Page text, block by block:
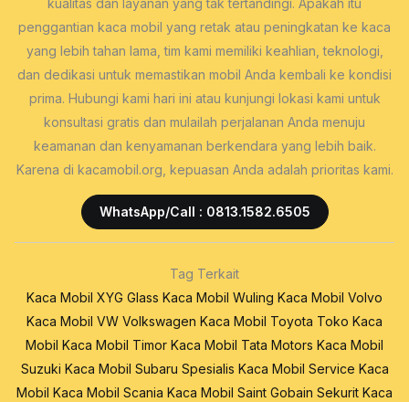
kualitas dan layanan yang tak tertandingi. Apakah itu
penggantian kaca mobil yang retak atau peningkatan ke kaca
yang lebih tahan lama, tim kami memiliki keahlian, teknologi,
dan dedikasi untuk memastikan mobil Anda kembali ke kondisi
prima. Hubungi kami hari ini atau kunjungi lokasi kami untuk
konsultasi gratis dan mulailah perjalanan Anda menuju
keamanan dan kenyamanan berkendara yang lebih baik.
Karena di kacamobil.org, kepuasan Anda adalah prioritas kami.
WhatsApp/Call : 0813.1582.6505
Tag Terkait
Kaca Mobil XYG Glass Kaca Mobil Wuling Kaca Mobil Volvo
Kaca Mobil VW Volkswagen Kaca Mobil Toyota Toko Kaca
Mobil Kaca Mobil Timor Kaca Mobil Tata Motors Kaca Mobil
Suzuki Kaca Mobil Subaru Spesialis Kaca Mobil Service Kaca
Mobil Kaca Mobil Scania Kaca Mobil Saint Gobain Sekurit Kaca